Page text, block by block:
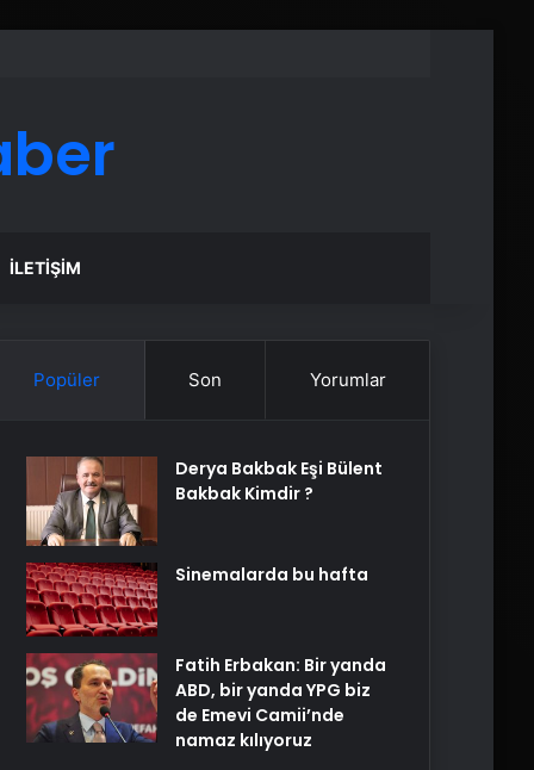
İLETIŞIM
Popüler Son Yorumlar
Derya Bakbak Eşi Bülent
Bakbak Kimdir ?
Sinemalarda bu hafta
Fatih Erbakan: Bir yanda
ABD, bir yanda YPG biz
de Emevi Camii’nde
namaz kılıyoruz